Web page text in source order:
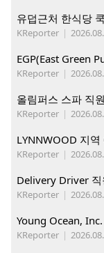
유덥근처 한식당
KReporter |
KReporter |
올림퍼스 스파 직
KReporter |
KReporter |
Delivery Driver
KReporter |
KReporter |